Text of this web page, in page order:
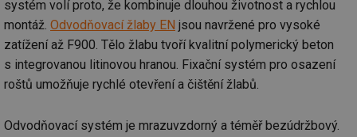
systém volí proto, že kombinuje dlouhou životnost a rychlou
montáž. Odvodňovací žlaby EN jsou navržené pro vysoké
zatížení až F900. Tělo žlabu tvoří kvalitní polymerický beton
s integrovanou litinovou hranou. Fixační systém pro osazení
roštů umožňuje rychlé otevření a čištění žlabů.
Odvodňovací systém je mrazuvzdorný a téměř bezúdržbový.